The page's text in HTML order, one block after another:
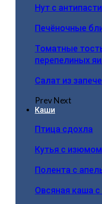
Нут с
Печёночные
Томатные
перепелиных
Салат из
PrevNext
Каши
Птица сдохла
Кутья с изюмом
Полента с
Овсяная каша